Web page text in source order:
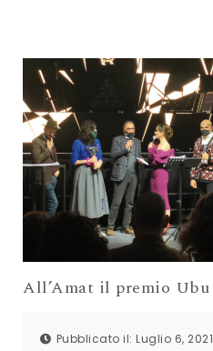
All’Amat il premio Ubu
Pubblicato il: Luglio 6, 2021